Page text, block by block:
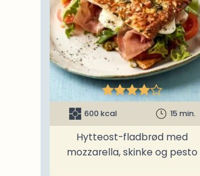

600 kcal 15 min.
Hytteost-fladbrød med
mozzarella, skinke og pesto